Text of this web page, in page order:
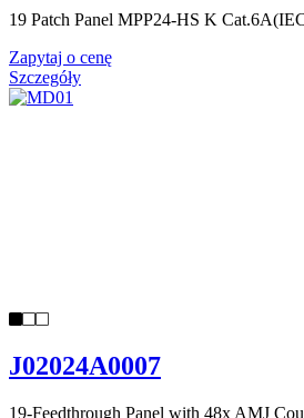
19 Patch Panel MPP24-HS K
Zapytaj o cenę
Szczegóły
J02024A0007
19-Feedthrough Panel with 48x AMJ